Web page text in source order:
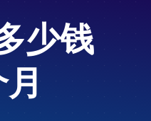
少钱